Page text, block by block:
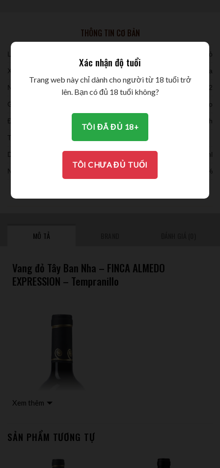
THÔNG TIN CƠ BẢN
Loại vang: vang đỏ
Xuất xứ: Tây Ban Nha
Niên vụ: 2022
Giống nho: Tempranillo
Đóng chai: 6 chaich
Thời gian ủ:
Dung tích: 750ml
Nồng độ: 13%
MÔ TẢ
Vang đỏ Tây Ban Nha – FINCA ALMEDO
EXPRESSION – Tempranillo
Xem thêm
SẢN PHẨM TƯƠNG TỰ
Xác nhận độ tuổi
Trang web này chỉ dành cho người từ 18 tuổi trở
lên. Bạn có đủ 18 tuổi không?
TÔI ĐÃ ĐỦ 18+
TÔI CHƯA ĐỦ TUỔI